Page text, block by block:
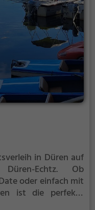
in Düren auf
Echtz. Ob
oder einfach mit
ist die perfekte